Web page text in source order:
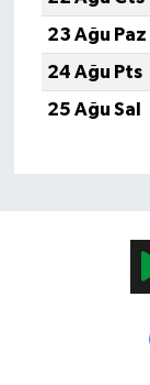
23 Ağu Paz
24 Ağu Pts
25 Ağu Sal